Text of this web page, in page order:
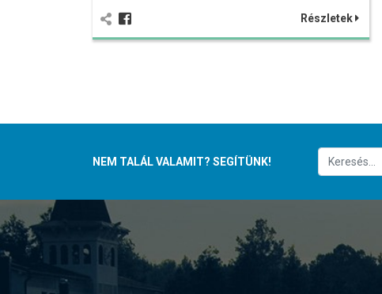
Részletek
NEM TALÁL VALAMIT? SEGÍTÜNK!